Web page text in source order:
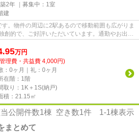
2年 ｜募集中： 1室
建
。物件の周辺に2駅あるので移動範囲も広がりま
創的で、ご好評いただいています。通勤やお出か
万円
理費・共益費 4,000円)
：0ヶ月｜礼：0ヶ月
在階：1階
取り：1K＋1S(納戸)
積：21.15㎡
公開件数1棟 空き数1件 1-1棟表示
まとめて